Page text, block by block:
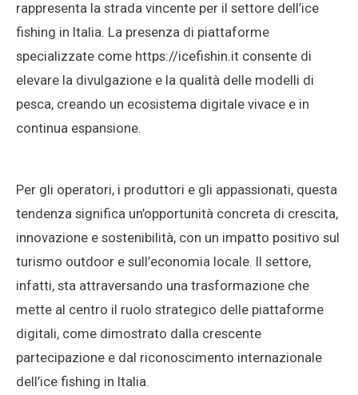
rappresenta la strada vincente per il settore dell’ice
fishing in Italia. La presenza di piattaforme
specializzate come https://icefishin.it consente di
elevare la divulgazione e la qualità delle modelli di
pesca, creando un ecosistema digitale vivace e in
continua espansione.
Per gli operatori, i produttori e gli appassionati, questa
tendenza significa un’opportunità concreta di crescita,
innovazione e sostenibilità, con un impatto positivo sul
turismo outdoor e sull’economia locale. Il settore,
infatti, sta attraversando una trasformazione che
mette al centro il ruolo strategico delle piattaforme
digitali, come dimostrato dalla crescente
partecipazione e dal riconoscimento internazionale
dell’ice fishing in Italia.